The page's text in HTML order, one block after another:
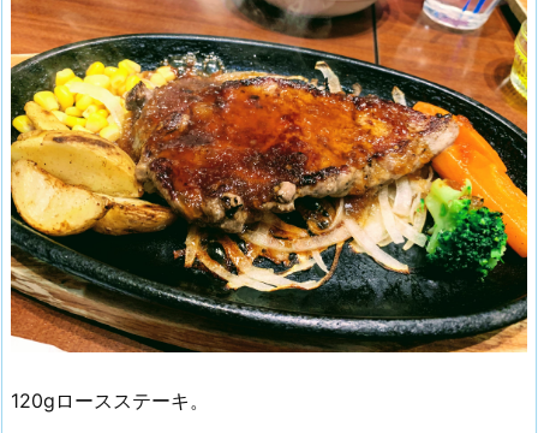
120gロースステーキ。